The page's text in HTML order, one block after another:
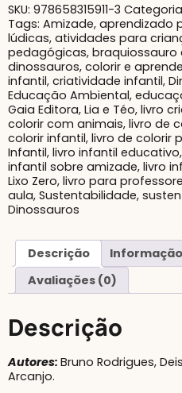
SKU: 978658315911-3
Tags: Amizade, aprendizado
lúdicas, atividades para
pedagógicas, braquiossauro
dinossauros, colorir e
infantil, criatividade infantil,
Educação Ambiental,
Gaia Editora, Lia e Téo, livro
colorir com animais, livro de
colorir infantil, livro de colorir
Infantil, livro infantil educativo,
infantil sobre amizade, livro
Lixo Zero, livro para
aula, Sustentabilidade,
Dinossauros
Descrição
Avaliações (0)
Descrição
Autores: Bruno Rodrigues,
Arcanjo.